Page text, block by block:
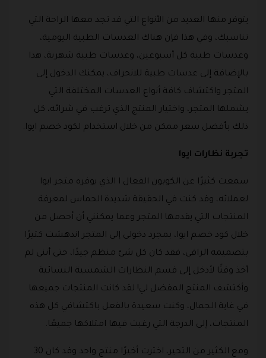
يتوفر منها العديد من الأنواع التي قد تجد معها الراحة التي
تناسبك، وفي هذا فإن هناك العدسات الطبية اليومية،
وعدسات طبية كل أسبوعين، وعدسات طبية شهرية، هذا
بالإضافة إلى عدسات طبية للانحراف، يمكنك الدخول إلى
المتجر واكتشاف كافة أنواع العدسات المختلفة التي
يشملها المتجر، واختيار المنتج الذي ترغب في شرائه، كل
ذلك بأفضل سعر ممكن من خلال استخدام لكود خصم ايوا.
تجربة نظارات ايوا
سمعت كثيرًا عن الكوبون الفعال ا الذي يوفره متجر ايوا
لعملائه، وقد كنت في الحقيقة شديدة الحماس لمعرفة
المنتجات التي يقدمها المتجر وعما يمكنني أن أحصل من
خلال كود خصم ايوا، بمجرد دخولى إلى المتجر اندهشت كثيرًا
بتصميمه الراقي، فقد كان كل شئ منظم جيدًا، حتى أننى لم
أخذ وقتًا لأدخل إلى قسم النظارات الشمسية النسائية
وأكتشف المنتج المفضل لي! لقد كانت المنتجات جميعها
في غاية الجمال، وكنت سعيدة بالفعل باكتشافي كل هذه
المنتجات، إلى الدرجة التي رغبت فيها امتلاكها جميعًا.
ومع الكثير من التحير، اخترت أخيرًا منتج واحد وقد كان 30